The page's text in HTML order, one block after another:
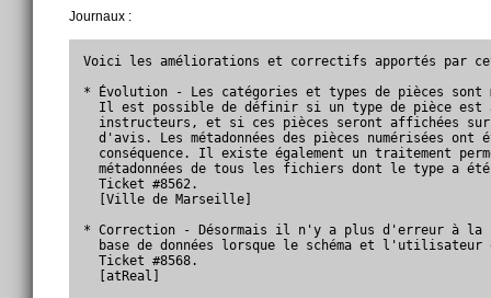
Journaux :
Voici les améliorations et correctifs apportés par
* Évolution - Les catégories et types de pièces sont
Il est possible de définir si un type de pièce
instructeurs, et si ces pièces seront affichées
d'avis. Les métadonnées des pièces numérisées ont
conséquence. Il existe également un traitement
métadonnées de tous les fichiers dont le type a
  Ticket #8562.
  [Ville de Marseille]
* Correction - Désormais il n'y a plus d'erreur à la
base de données lorsque le schéma et l'utilisateur
  Ticket #8568.
  [atReal]